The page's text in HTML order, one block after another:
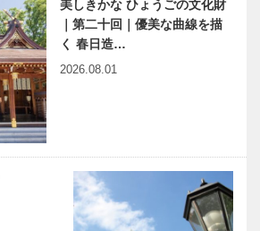
美しきかな ひょうごの文化財
｜第二十回｜優美な曲線を描
く 春日造…
2026.08.01